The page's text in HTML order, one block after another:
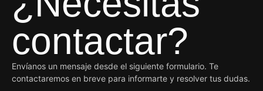
contactar?
Envíanos un mensaje desde el siguiente formulario. Te
contactaremos en breve para informarte y resolver tus dudas.